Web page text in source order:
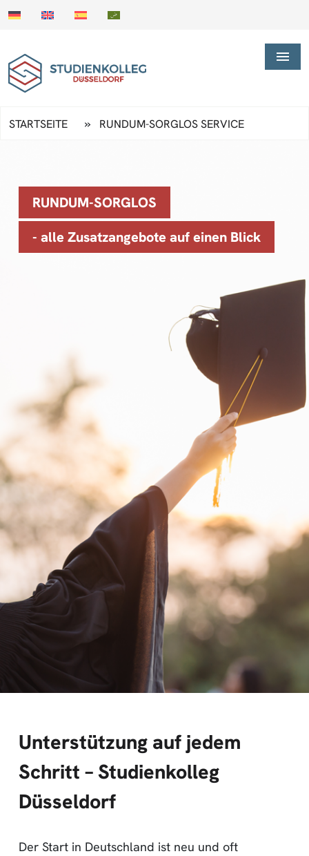
STARTSEITE » RUNDUM-SORGLOS SERVICE
RUNDUM-SORGLOS
- alle Zusatzangebote auf einen Blick
Unterstützung auf jedem
Schritt – Studienkolleg
Düsseldorf
Der Start in Deutschland ist neu und oft